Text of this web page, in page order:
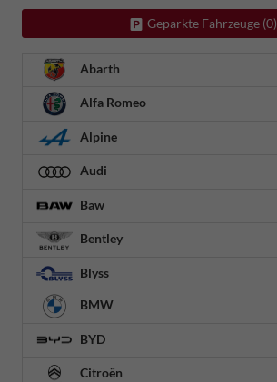
Geparkte Fahrzeuge (0)
Abarth
Alfa Romeo
Alpine
Audi
Baw
Bentley
Blyss
BMW
BYD
Citroën